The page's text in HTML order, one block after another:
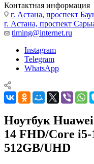
Контактная информация
г. Астана, проспект
г. Астана, проспект
timing@internet.ru
Instagram
Telegram
WhatsApp
Ноутбук
14 FHD/Core
512GB/UHD